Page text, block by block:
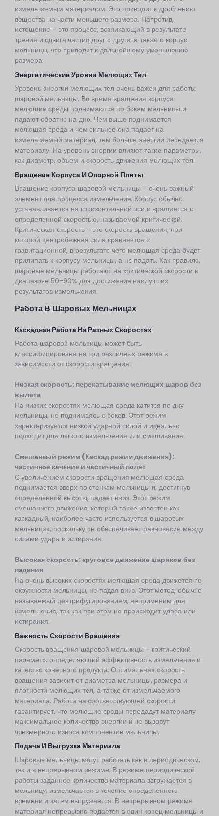
измельчаемым материалом. Это приводит к дроблению
вещества на части меньшего размера. Напротив,
истощение - это процесс, возникающий в результате
трения и сдвига частиц друг о друга, а также о корпус
мельницы, что приводит к дальнейшему уменьшению
размера.
Энергетические Уровни Мелющих Тел
Уровень энергии мелющих тел очень важен для работы
шаровой мельницы. Во время вращения корпуса
мелющие среды поднимаются по бокам мельницы и
падают обратно на дно. Чем выше поднимается
мелющая среда и чем сильнее она падает на
измельчаемый материал, тем больше энергии передается
материалу. На уровень энергии влияют такие параметры,
как диаметр, объем и скорость движения мелющих тел.
Вращение Корпуса И Опорной Плиты
Вращение корпуса шаровой мельницы - очень важный
элемент для процесса измельчения. Корпус обычно
устанавливается на горизонтальной оси и вращается с
определенной скоростью, называемой критической.
Критическая скорость - это скорость вращения, при
которой центробежная сила сравняется с
гравитационной, в результате чего мелющая среда будет
прилипать к корпусу мельницы, а не падать. Как правило,
шаровые мельницы работают на критической скорости в
диапазоне 50-90% для достижения наилучших
результатов измельчения.
Работа В Шаровых Мельницах
Каскадная Работа На Разных Скоростях
Работа шаровой мельницы может быть
классифицирована на три различных режима в
зависимости от скорости вращения:
Низкая скорость: перекатывание мелющих шаров без
вылета
На низких скоростях мелющая среда катится по дну
мельницы, не поднимаясь с боков. Этот режим
характеризуется низкой ударной силой и идеально
подходит для легкого измельчения или смешивания.
Смешанный режим (Каскад режим движения):
частичное качение и частичный полет
С увеличением скорости вращения мелющая среда
поднимается вверх по стенкам мельницы и, достигнув
определенной высоты, падает вниз. Этот режим
смешанного движения, который также известен как
каскадный, наиболее часто используется в шаровых
мельницах, поскольку он обеспечивает равновесие между
силами удара и истирания.
Высокая скорость: круговое движение шариков без
падения
На очень высоких скоростях мелющая среда движется по
окружности мельницы, не падая вниз. Этот метод, обычно
называемый центрифугированием, неприменим для
измельчения, так как при этом не происходит удара или
истирания.
Важность Скорости Вращения
Скорость вращения шаровой мельницы - критический
параметр, определяющий эффективность измельчения и
качество конечного продукта. Оптимальная скорость
вращения зависит от диаметра мельницы, размера и
плотности мелющих тел, а также от измельчаемого
материала. Работа на соответствующей скорости
гарантирует, что мелющие среды передадут материалу
максимальное количество энергии и не вызовут
чрезмерного износа компонентов мельницы.
Подача И Выгрузка Материала
Шаровые мельницы могут работать как в периодическом,
так и в непрерывном режиме. В режиме периодической
работы заданное количество материала загружается в
мельницу, измельчается в течение определенного
времени и затем выгружается. В непрерывном режиме
материал непрерывно подается в один конец мельницы и